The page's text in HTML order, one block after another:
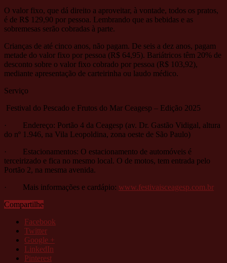
O valor fixo, que dá direito a aproveitar, à vontade, todos os pratos,
é de R$ 129,90 por pessoa. Lembrando que as bebidas e as
sobremesas serão cobradas à parte.
Crianças de até cinco anos, não pagam. De seis a dez anos, pagam
metade do valor fixo por pessoa (R$ 64,95). Bariátricos têm 20% de
desconto sobre o valor fixo cobrado por pessoa (R$ 103,92),
mediante apresentação de carteirinha ou laudo médico.
Serviço
Festival do Pescado e Frutos do Mar Ceagesp – Edição 2025
· Endereço: Portão 4 da Ceagesp (av. Dr. Gastão Vidigal, altura
do nº 1.946, na Vila Leopoldina, zona oeste de São Paulo)
· Estacionamentos: O estacionamento de automóveis é
terceirizado e fica no mesmo local. O de motos, tem entrada pelo
Portão 2, na mesma avenida.
· Mais informações e cardápio: www.festivaisceagesp.com.br
Compartilhe
Facebook
Twitter
Google +
LinkedIn
Pinterest